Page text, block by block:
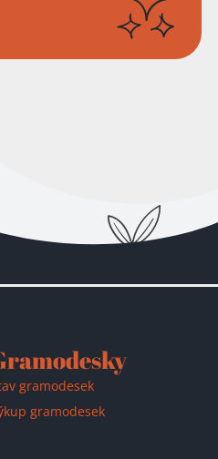
gramodesek
gramodesek